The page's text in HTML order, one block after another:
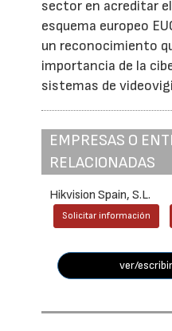
sector en acreditar
esquema europeo
un reconocimiento
importancia de la
sistemas de
EMPRESAS O
RELACIONADAS
Hikvision Spain, S.L.
Solicitar información
ver/